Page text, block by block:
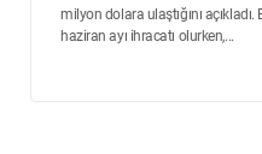
milyon dolara ulaştığını
haziran ayı ihracatı olurken,...